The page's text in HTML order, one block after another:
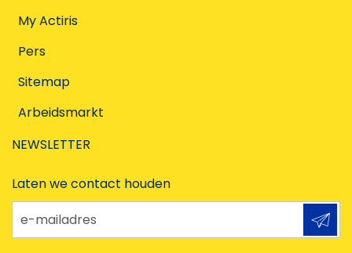
My Actiris
Pers
Sitemap
Arbeidsmarkt
NEWSLETTER
Laten we contact houden
e-mailadres